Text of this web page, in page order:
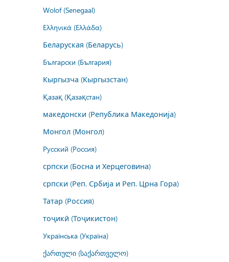
Wolof (Senegaal)
Ελληνικά (Ελλάδα)
Беларуская (Беларусь)
Български (България)
Кыргызча (Кыргызстан)
Қазақ (Қазақстан)
македонски (Република Македонија)
Монгол (Монгол)
Русский (Россия)
српски (Босна и Херцеговина)
српски (Реп. Србија и Реп. Црна Гора)
Татар (Россия)
тоҷикӣ (Тоҷикистон)
Українська (Україна)
ქართული (საქართველო)